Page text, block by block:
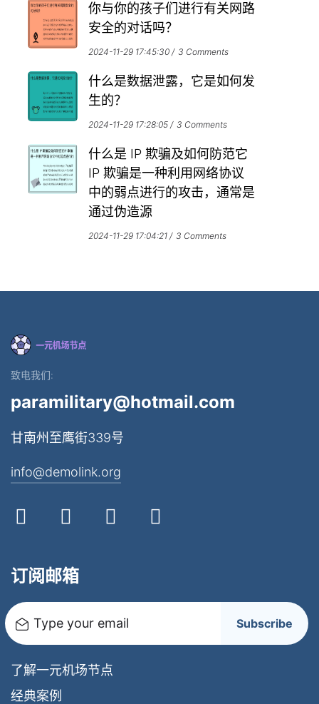
你与你的孩子们进行有关网路
安全的对话吗？
2024-11-29 17:45:30 3 Comments
什么是数据泄露，它是如何发
生的？
2024-11-29 17:28:05 3 Comments
什么是 IP 欺骗及如何防范它
IP 欺骗是一种利用网络协议
中的弱点进行的攻击，通常是
通过伪造源
2024-11-29 17:04:21 3 Comments
致电我们:
paramilitary@hotmail.com
甘南州至鹰街339号
info@demolink.org
订阅邮箱
Type your email Subscribe
了解一元机场节点
经典案例